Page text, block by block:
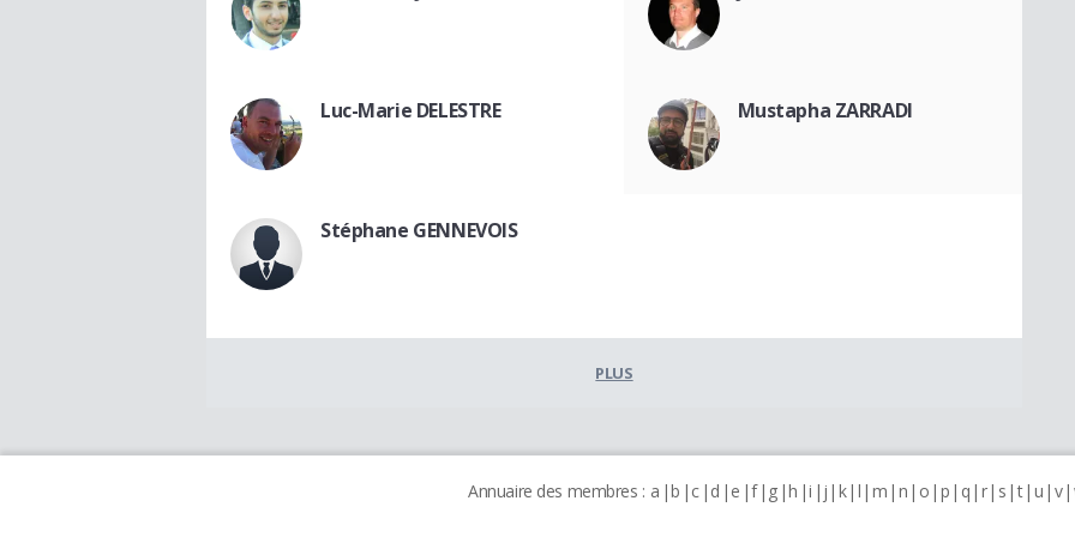
Luc-Marie DELESTRE Mustapha ZARRADI
Stéphane GENNEVOIS
PLUS
Annuaire des membres : a b c d e f g h i j k l m n o p q r s t u v